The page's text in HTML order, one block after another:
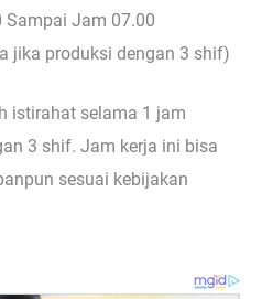
Sampai Jam 07.00
jika produksi dengan 3 shif)
istirahat selama 1 jam
3 shif. Jam kerja ini bisa
sesuai kebijakan